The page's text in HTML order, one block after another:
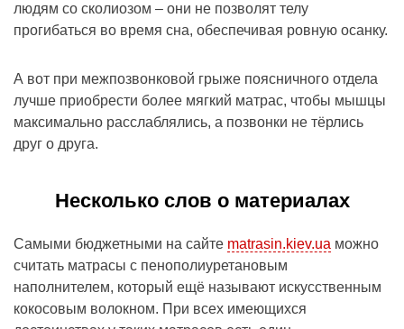
людям со сколиозом – они не позволят телу
прогибаться во время сна, обеспечивая ровную осанку.
А вот при межпозвонковой грыже поясничного отдела
лучше приобрести более мягкий матрас, чтобы мышцы
максимально расслаблялись, а позвонки не тёрлись
друг о друга.
Несколько слов о материалах
Самыми бюджетными на сайте matrasin.kiev.ua можно
считать матрасы с пенополиуретановым
наполнителем, который ещё называют искусственным
кокосовым волокном. При всех имеющихся